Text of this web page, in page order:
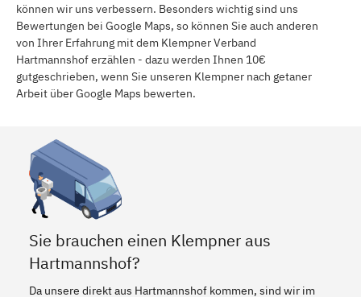
können wir uns verbessern. Besonders wichtig sind uns
Bewertungen bei Google Maps, so können Sie auch anderen
von Ihrer Erfahrung mit dem Klempner Verband
Hartmannshof erzählen - dazu werden Ihnen 10€
gutgeschrieben, wenn Sie unseren Klempner nach getaner
Arbeit über Google Maps bewerten.
Sie brauchen einen Klempner aus
Hartmannshof?
Da unsere direkt aus Hartmannshof kommen, sind wir im